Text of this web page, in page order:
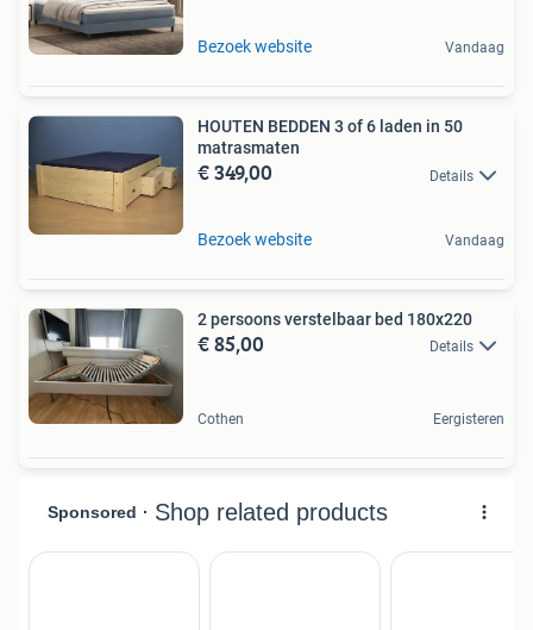
Bezoek website Vandaag
HOUTEN BEDDEN 3 of 6 laden in 50
matrasmaten
€ 349,00 Details
Bezoek website Vandaag
2 persoons verstelbaar bed 180x220
€ 85,00 Details
Cothen Eergisteren